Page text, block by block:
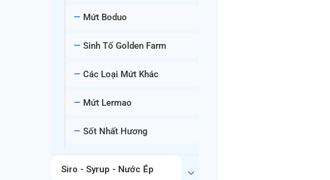
Mứt Boduo
Sinh Tố Golden Farm
Các Loại Mứt Khác
Mứt Lermao
Sốt Nhất Hương
Siro - Syrup - Nước Ép